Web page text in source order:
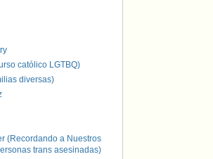
católico LGTBQ)
diversas)
(Recordando a Nuestros
trans asesinadas)